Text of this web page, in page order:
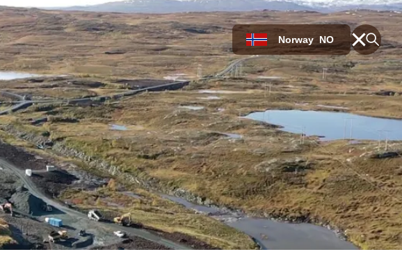
Norway NO